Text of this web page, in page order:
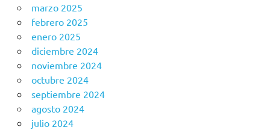
marzo 2025
febrero 2025
enero 2025
diciembre 2024
noviembre 2024
octubre 2024
septiembre 2024
agosto 2024
julio 2024